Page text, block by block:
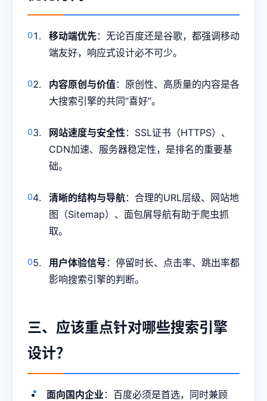
移动端优先：无论百度还是谷歌，都强调移动
端友好，响应式设计必不可少。
内容原创与价值：原创性、高质量的内容是各
大搜索引擎的共同“喜好”。
网站速度与安全性：SSL证书（HTTPS）、
CDN加速、服务器稳定性，是排名的重要基
础。
清晰的结构与导航：合理的URL层级、网站地
图（Sitemap）、面包屑导航有助于爬虫抓
取。
用户体验信号 ：停留时长、点击率、跳出率都
影响搜索引擎的判断。
三、应该重点针对哪些搜索引擎
设计？
面向国内企业：百度必须是首选，同时兼顾